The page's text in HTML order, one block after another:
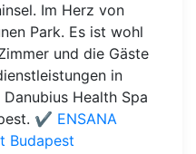
Im Herz von
Park. Es ist wohl
und die Gäste
in
Health Spa
✔️ ENSANA
Budapest